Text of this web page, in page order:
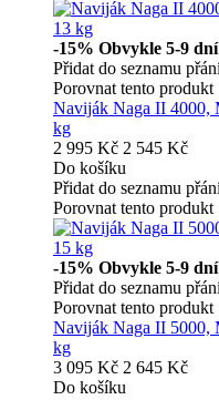
-15% Obvykle 5-9 dní
Přidat do seznamu
Porovnat tento produkt
Naviják Naga II 4000,
kg
2 995 Kč 2 545 Kč
Do košíku
Přidat do seznamu
Porovnat tento produkt
-15% Obvykle 5-9 dní
Přidat do seznamu
Porovnat tento produkt
Naviják Naga II 5000,
kg
3 095 Kč 2 645 Kč
Do košíku